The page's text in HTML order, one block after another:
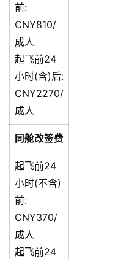
前:
CNY810/
成人
起飞前24
小时(含)后:
CNY2270/
成人
同舱改签费
起飞前24
小时(不含)
前:
CNY370/
成人
起飞前24